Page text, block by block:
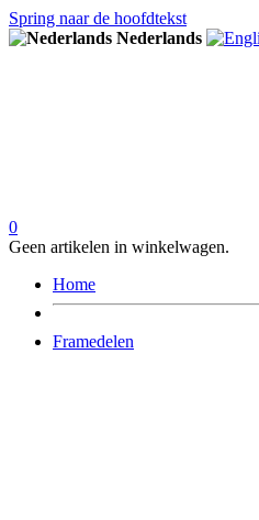
Spring naar de hoofdtekst
Nederlands
0
Geen artikelen in winkelwagen.
Home
Framedelen